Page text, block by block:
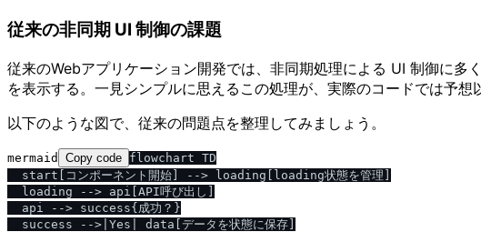
従来の非同期 UI 制御の課題
従来のWebアプリケーション開発では、非同期処理による UI 制御に
を表示する。一見シンプルに思えるこの処理が、実際のコードでは予想
以下のような図で、従来の問題点を整理してみましょう。
mermaid Copy code flowchart TD
  start[コンポーネント開始] --> loading[loading状態を管理]
  loading --> api[API呼び出し]
  api --> success{成功？}
  success -->|Yes| data[データを状態に保存]